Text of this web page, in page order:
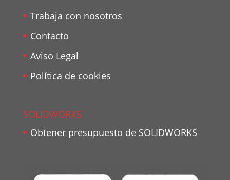
Trabaja con nosotros
Contacto
Aviso Legal
Política de cookies
SOLIDWORKS
Obtener presupuesto de SOLIDWORKS